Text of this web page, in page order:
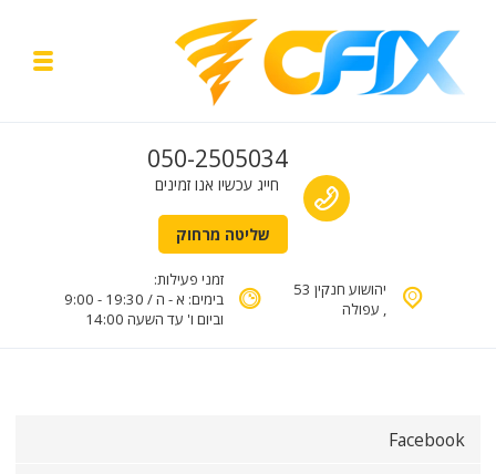
Call us
050-2505034
חייג עכשיו אנו זמינים
שליטה מרחוק
יהושוע חנקין 53
, עפולה
זמני פעילות:
בימים: א - ה / 19:30 - 9:00
וביום ו' עד השעה 14:00
Facebook